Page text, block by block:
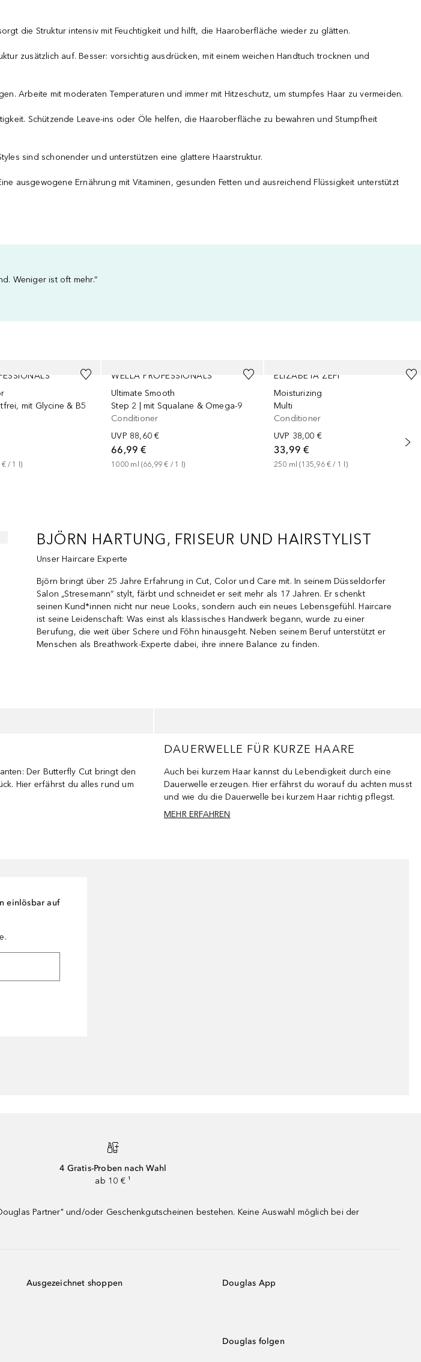
die Struktur intensiv mit Feuchtigkeit und hilft, die Haaroberfläche wieder zu glätten.
zusätzlich auf. Besser: vorsichtig ausdrücken, mit einem weichen Handtuch trocknen und
Arbeite mit moderaten Temperaturen und immer mit Hitzeschutz, um stumpfes Haar zu vermeiden.
Schützende Leave-ins oder Öle helfen, die Haaroberfläche zu bewahren und Stumpfheit
sind schonender und unterstützen eine glattere Haarstruktur.
ausgewogene Ernährung mit Vitaminen, gesunden Fetten und ausreichend Flüssigkeit unterstützt
Weniger ist oft mehr.“
mit Glycine & B5
€ / 1 )
WELLA PROFESSIONALS
Ultimate Smooth
Step 2 | mit Squalane & Omega-9
Conditioner
UVP 88,60 €
66,99 €
1000 ml (66,99 € / 1 )
ELIZABETA ZEFI
Moisturizing
Multi
Conditioner
UVP 38,00 €
33,99 €
250 ml (135,96 € / 1 )
BJÖRN HARTUNG, FRISEUR UND HAIRSTYLIST
Unser Haircare Experte
Björn bringt über 25 Jahre Erfahrung in Cut, Color und Care mit. In seinem Düsseldorfer
Salon „Stresemann“ stylt, färbt und schneidet er seit mehr als 17 Jahren. Er schenkt
seinen Kund*innen nicht nur neue Looks, sondern auch ein neues Lebensgefühl. Haircare
ist seine Leidenschaft: Was einst als klassisches Handwerk begann, wurde zu einer
Berufung, die weit über Schere und Föhn hinausgeht. Neben seinem Beruf unterstützt er
Menschen als Breathwork-Experte dabei, ihre innere Balance zu finden.
Der Butterfly Cut bringt den
Hier erfährst du alles rund um
DAUERWELLE FÜR KURZE HAARE
Auch bei kurzem Haar kannst du Lebendigkeit durch eine
Dauerwelle erzeugen. Hier erfährst du worauf du achten musst
und wie du die Dauerwelle bei kurzem Haar richtig pflegst.
MEHR ERFAHREN
einlösbar auf
4 Gratis-Proben nach Wahl
ab 10 € ¹
Partner" und/oder Geschenkgutscheinen bestehen. Keine Auswahl möglich bei der
Ausgezeichnet shoppen Douglas App
Douglas folgen